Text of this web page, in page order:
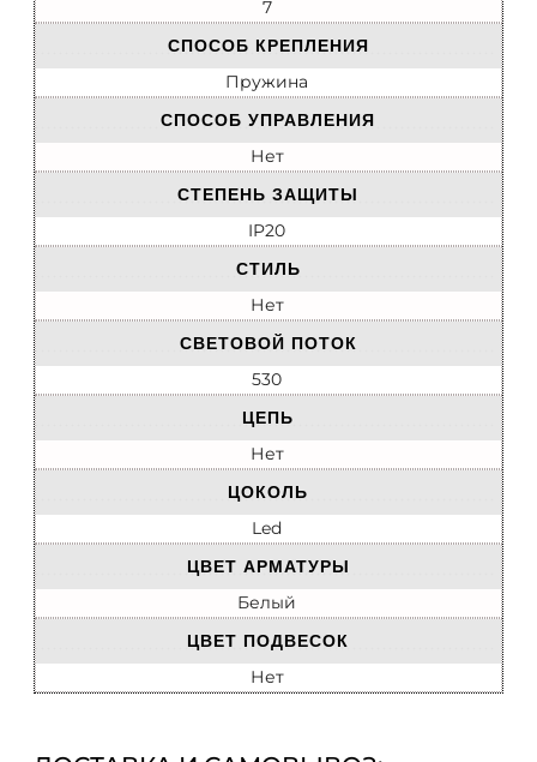
7
СПОСОБ КРЕПЛЕНИЯ
Пружина
СПОСОБ УПРАВЛЕНИЯ
Нет
СТЕПЕНЬ ЗАЩИТЫ
IP20
СТИЛЬ
Нет
СВЕТОВОЙ ПОТОК
530
ЦЕПЬ
Нет
ЦОКОЛЬ
Led
ЦВЕТ АРМАТУРЫ
Белый
ЦВЕТ ПОДВЕСОК
Нет